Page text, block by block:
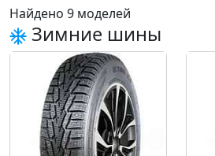
Найдено 9 моделей
Зимние шины